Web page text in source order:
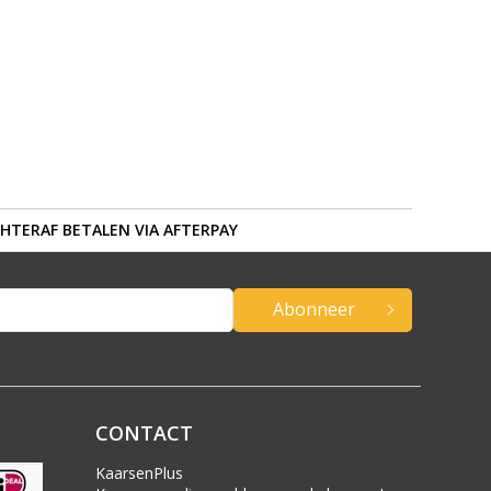
BETALEN VIA AFTERPAY
Abonneer
CONTACT
KaarsenPlus